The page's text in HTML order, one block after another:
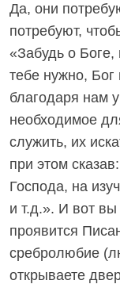
Да, они
потребуют,
«Забудь о
тебе нужно, Бог
благодаря нам
необходимое
служить, их
при этом
Господа, на
и т.д.». И вот вы
проявится
сребролюбие
открываете